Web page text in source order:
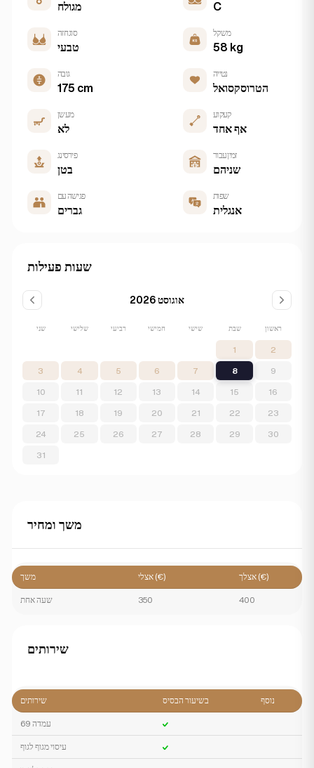
מגולח C
סוג חזה
טבעי
משקל
58 kg
גובה
175 cm
נטייה
הטרוסקסואל
מעשן
לא
קעקוע
אף אחד
פירסינג
בטן
זמין עבור
שניהם
פגישה עם
גברים
שפות
אנגלית
שעות פעילות
אוגוסט 2026
שני שלישי רביעי חמישי שישי שבת ראשון
1 2
3 4 5 6 7 8 9
10 11 12 13 14 15 16
17 18 19 20 21 22 23
24 25 26 27 28 29 30
31
משך ומחיר
משך אצלי (€) אצלך (€)
שעה אחת 350 400
שירותים
שירותים בשיעור הבסיס נוסף
עמדה 69
עיסוי מגוף לגוף